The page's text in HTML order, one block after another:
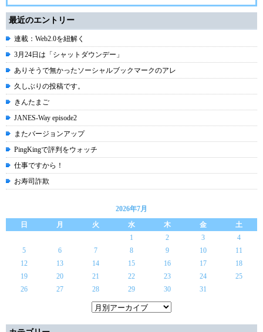
最近のエントリー
連載：Web2.0を紐解く
3月24日は「シャットダウンデー」
ありそうで無かったソーシャルブックマークのアレ
久しぶりの投稿です。
きんたまご
JANES-Way episode2
またバージョンアップ
PingKingで評判をウォッチ
仕事ですから！
お寿司詐欺
2026年7月
日
月 火 水 木 金
土
1
2 3
4
5
6 7 8 9 10
11
12
13 14 15 16 17
18
19
20 21 22 23 24
25
26
27 28 29 30 31